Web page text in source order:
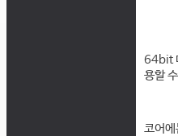
64bit
용할
코어